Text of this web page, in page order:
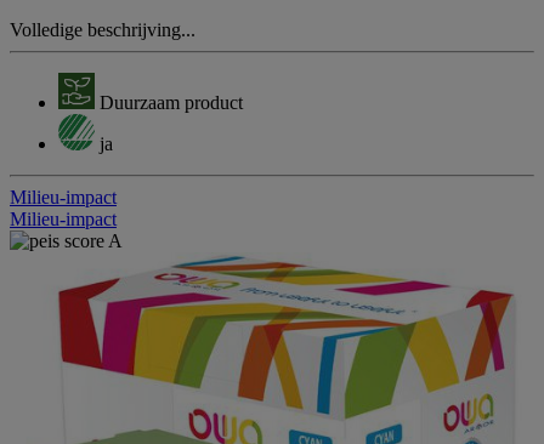
Volledige beschrijving...
Duurzaam product
ja
Milieu-impact
Milieu-impact